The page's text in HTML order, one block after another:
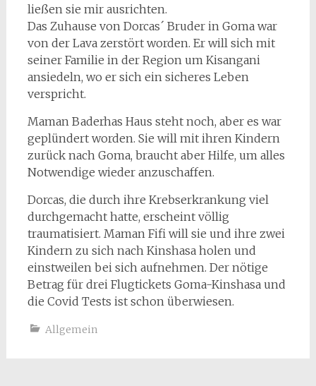
ließen sie mir ausrichten.
Das Zuhause von Dorcas´ Bruder in Goma war
von der Lava zerstört worden. Er will sich mit
seiner Familie in der Region um Kisangani
ansiedeln, wo er sich ein sicheres Leben
verspricht.
Maman Baderhas Haus steht noch, aber es war
geplündert worden. Sie will mit ihren Kindern
zurück nach Goma, braucht aber Hilfe, um alles
Notwendige wieder anzuschaffen.
Dorcas, die durch ihre Krebserkrankung viel
durchgemacht hatte, erscheint völlig
traumatisiert. Maman Fifi will sie und ihre zwei
Kindern zu sich nach Kinshasa holen und
einstweilen bei sich aufnehmen. Der nötige
Betrag für drei Flugtickets Goma-Kinshasa und
die Covid Tests ist schon überwiesen.
Allgemein